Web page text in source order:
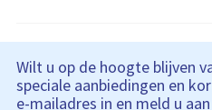
Wilt u op de hoogte blijven
speciale aanbiedingen en
e-mailadres in en meld u